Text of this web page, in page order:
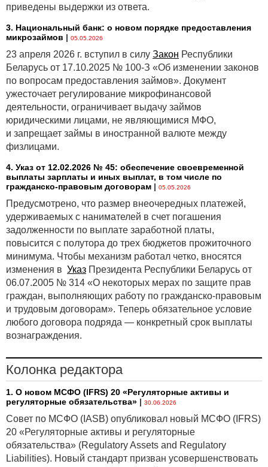
приведены выдержки из ответа.
3. Национальный банк: о новом порядке предоставления
микрозаймов | 05.05.2026
23 апреля 2026 г. вступил в силу Закон Республики
Беларусь от 17.10.2025 № 100-З «Об изменении законов
по вопросам предоставления займов». Документ
ужесточает регулирование микрофинансовой
деятельности, ограничивает выдачу займов
юридическими лицами, не являющимися МФО,
и запрещает займы в иностранной валюте между
физлицами.
4. Указ от 12.02.2026 № 45: обеспечение своевременной
выплаты зарплаты и иных выплат, в том числе по
гражданско-правовым договорам | 05.05.2026
Предусмотрено, что размер внеочередных платежей,
удерживаемых с нанимателей в счет погашения
задолженности по выплате заработной платы,
повысится с полутора до трех бюджетов прожиточного
минимума. Чтобы механизм работал четко, вносятся
изменения в Указ Президента Республики Беларусь от
06.07.2005 № 314 «О некоторых мерах по защите прав
граждан, выполняющих работу по гражданско-правовым
и трудовым договорам». Теперь обязательное условие
любого договора подряда — конкретный срок выплаты
вознаграждения.
Колонка редактора
1. О новом МСФО (IFRS) 20 «Регуляторные активы и
регуляторные обязательства» | 30.06.2026
Совет по МСФО (IASB) опубликовал новый МСФО (IFRS)
20 «Регуляторные активы и регуляторные
обязательства» (Regulatory Assets and Regulatory
Liabilities). Новый стандарт призван усовершенствовать